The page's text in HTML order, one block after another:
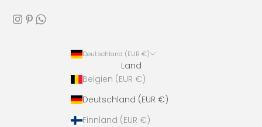
Deutschland (EUR €)
Land
Belgien (EUR €)
Deutschland (EUR €)
Finnland (EUR €)